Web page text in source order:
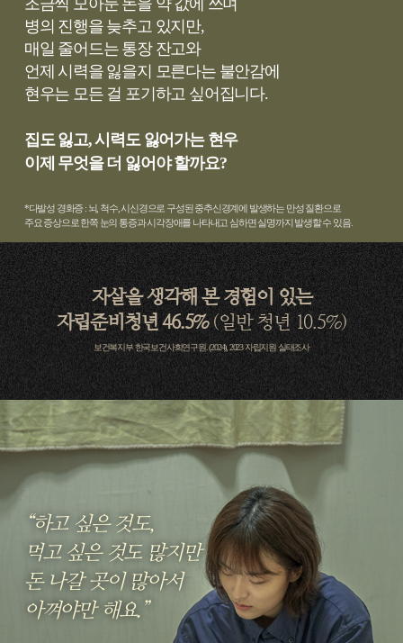
병의 진행을 늦추고 있지만,
매일 줄어드는 통장 잔고와
언제 시력을 잃을지 모른다는 불안감에
현우는 모든 걸 포기하고 싶어집니다.
집도 잃고, 시력도 잃어가는 현우
이제 무엇을 더 잃어야 할까요?
*다발성 경화증 : 뇌, 척수, 시신경으로 구성된 중추신경계에 발생하는 만성 질환으로
주요 증상으로 한쪽 눈의 통증과 시각장애를 나타내고 심하면 실명까지 발생할 수 있음.
자살을 생각해 본 경험이 있는
자립준비청년 46.5%(일반 청년 10.5%)
보건복지부 한국보건사회연구원. (2024), 2023 자립지원 실태조사
“하고 싶은 것도,
먹고 싶은 것도 많지만
돈 나갈 곳이 많아서
아껴야만 해요.”